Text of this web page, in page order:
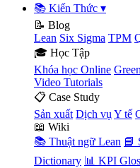
📚 Kiến Thức ▾
📝 Blog
Lean Six Sigma TPM
🎓 Học Tập
Khóa học Online
Video Tutorials
📋 Case Study
Sản xuất Dịch vụ Y tế
📖 Wiki
📚 Thuật ngữ Lean 📘
Dictionary 📊 KPI